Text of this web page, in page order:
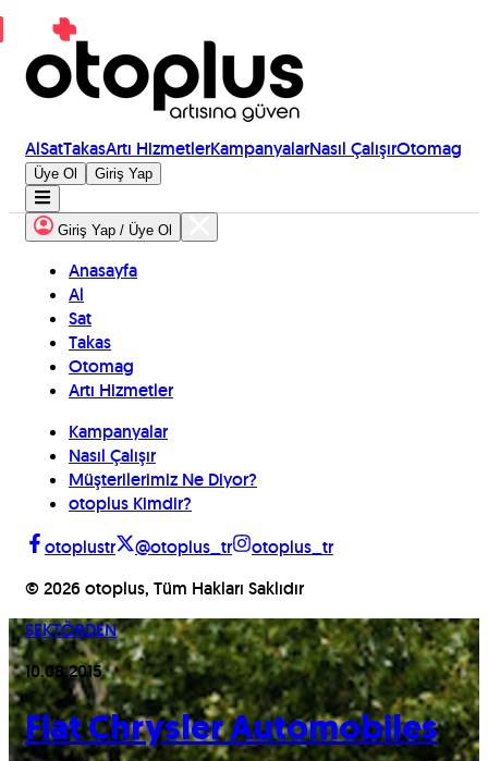
AlSatTakasArtı HizmetlerKampanyalarNasıl ÇalışırOtomag
Üye Ol Giriş Yap
Giriş Yap / Üye Ol
Anasayfa
Al
Sat
Takas
Otomag
Artı Hizmetler
Kampanyalar
Nasıl Çalışır
Müşterilerimiz Ne Diyor?
otoplus Kimdir?
otoplustr
@otoplus_tr
otoplus_tr
© 2026 otoplus, Tüm Hakları Saklıdır
SEKTÖRDEN
10.08.2015
Fiat Chrysler Automobiles